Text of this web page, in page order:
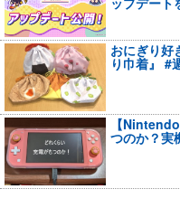
おにぎり好
り巾着』 #
【
つのか？実